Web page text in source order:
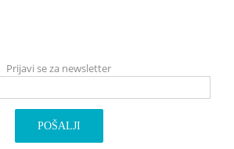
Prijavi se za newsletter